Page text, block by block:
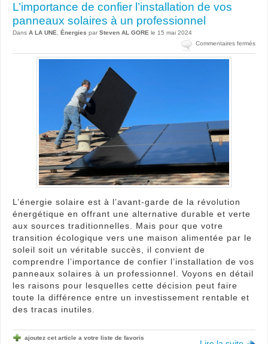
L’importance de confier l’installation de vos
panneaux solaires à un professionnel
Dans A LA UNE Énergies par Steven AL GORE le 15 mai 2024
Commentaires ferméssur
L’énergie solaire est à l’avant-garde de la révolution
énergétique en offrant une alternative durable et verte
aux sources traditionnelles. Mais pour que votre
transition écologique vers une maison alimentée par le
soleil soit un véritable succès, il convient de
comprendre l’importance de confier l’installation de vos
panneaux solaires à un professionnel. Voyons en détail
les raisons pour lesquelles cette décision peut faire
toute la différence entre un investissement rentable et
des tracas inutiles.
ajoutez cet article a votre liste de favoris